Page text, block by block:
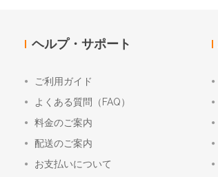
ヘルプ・サポート
ご利用ガイド
よくある質問（FAQ）
料金のご案内
配送のご案内
お支払いについて